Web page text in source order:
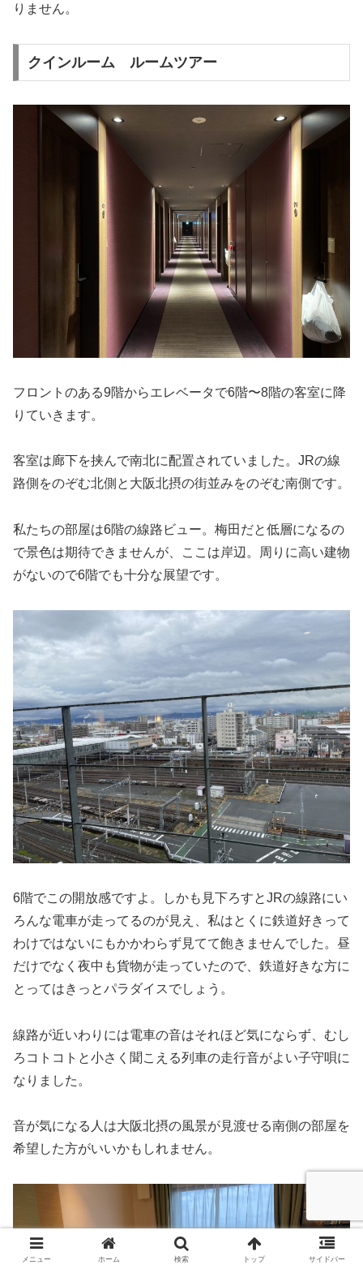
りません。
クインルーム ルームツアー
フロントのある9階からエレベータで6階〜8階の客室に降
りていきます。
客室は廊下を挟んで南北に配置されていました。JRの線
路側をのぞむ北側と大阪北摂の街並みをのぞむ南側です。
私たちの部屋は6階の線路ビュー。梅田だと低層になるの
で景色は期待できませんが、ここは岸辺。周りに高い建物
がないので6階でも十分な展望です。
6階でこの開放感ですよ。しかも見下ろすとJRの線路にい
ろんな電車が走ってるのが見え、私はとくに鉄道好きって
わけではないにもかかわらず見てて飽きませんでした。昼
だけでなく夜中も貨物が走っていたので、鉄道好きな方に
とってはきっとパラダイスでしょう。
線路が近いわりには電車の音はそれほど気にならず、むし
ろコトコトと小さく聞こえる列車の走行音がよい子守唄に
なりました。
音が気になる人は大阪北摂の風景が見渡せる南側の部屋を
希望した方がいいかもしれません。
メニュー ホーム 検索 トップ サイドバー